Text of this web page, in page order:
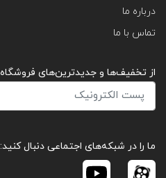
درباره ما
تماس با ما
از تخفیف‌ها و جدیدترین‌های
ما را در شبکه‌های اجتماعی دنبال کنید: